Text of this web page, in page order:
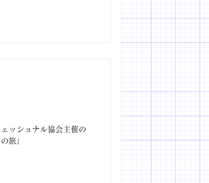
ッショナル協会主催の
旅」